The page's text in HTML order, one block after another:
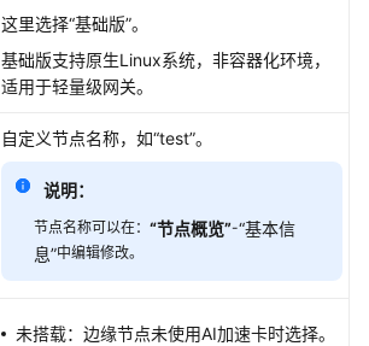
这里选择“基础版”。
基础版支持原生Linux系统，非容器化环境，
适用于轻量级网关。
自定义节点名称，如“test”。
说明：
节点名称可以在： “节点概览”-“基本信
息”中编辑修改。
未搭载：边缘节点未使用AI加速卡时选择。